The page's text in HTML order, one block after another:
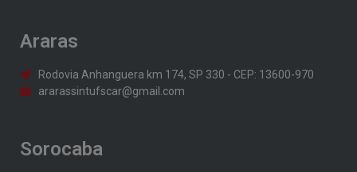
Araras
Rodovia Anhanguera km 174, SP 330 - CEP: 13600-970
ararassintufscar@gmail.com
Sorocaba